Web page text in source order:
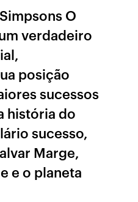
O
verdadeiro
posição
sucessos
história do
sucesso,
Marge,
e o planeta